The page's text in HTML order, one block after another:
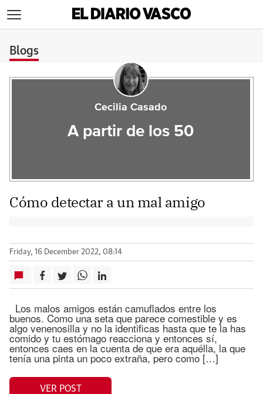
Blogs
Cecilia Casado
A partir de los 50
Cómo detectar a un mal amigo
Friday, 16 December 2022, 08:14
Los malos amigos están camuflados entre los
buenos. Como una seta que parece comestible y es
algo venenosilla y no la identificas hasta que te la has
comido y tu estómago reacciona y entonces sí,
entonces caes en la cuenta de que era aquélla, la que
tenía una pinta un poco extraña, pero como […]
VER POST